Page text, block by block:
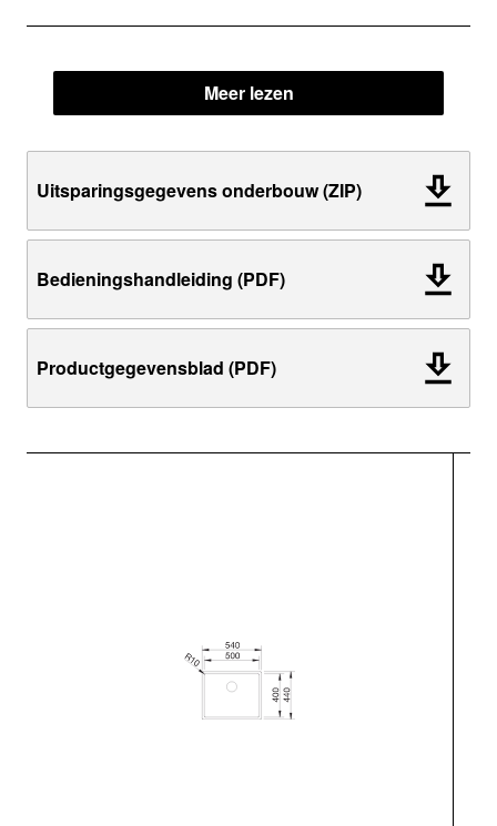
Meer lezen
Uitsparingsgegevens onderbouw (ZIP)
Bedieningshandleiding (PDF)
Productgegevensblad (PDF)